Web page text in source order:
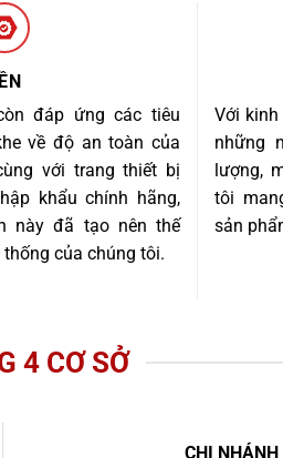
đáp ứng các tiêu
về độ an toàn của
với trang thiết bị
khẩu chính hãng,
này đã tạo nên thế
của chúng tôi.
Với
những
lượng,
tôi
sản
4 CƠ SỞ
CHI